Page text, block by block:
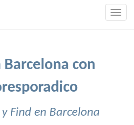
Barcelona con
Find en Barcelona